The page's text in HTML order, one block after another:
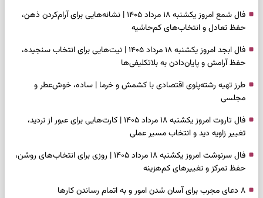
فال شمع امروز یکشنبه ۱۸ مرداد ۱۴۰۵ | نشانه‌هایی برای آرام‌کردن ذهن،
حفظ تعادل و انتخاب‌های کم‌حاشیه
فال ابجد امروز یکشنبه ۱۸ مرداد ۱۴۰۵ | نیت‌هایی برای انتخاب سنجیده،
حفظ آرامش و پایان‌دادن به بلاتکلیفی‌ها
طرز تهیه رشته‌پلوی اقتصادی با کشمش و خرما | ساده، خوش‌عطر و
مجلسی
فال تاروت امروز یکشنبه ۱۸ مرداد ۱۴۰۵ | کارت‌هایی برای عبور از تردید،
تغییر زاویه دید و انتخاب مسیر عملی
فال سرنوشت امروز یکشنبه ۱۸ مرداد ۱۴۰۵ | روزی برای انتخاب‌های روشن،
حفظ تمرکز و تغییرهای کم‌هزینه
۸ دعای مجرب برای آسان شدن امور و به اتمام رساندن کار‌ها